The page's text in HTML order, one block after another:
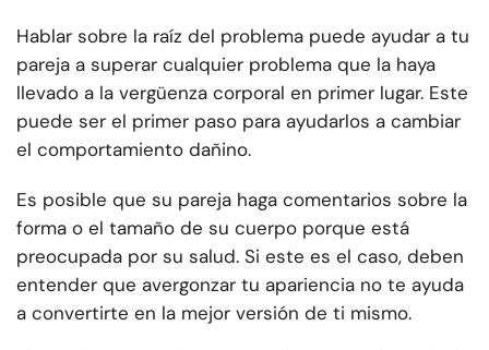
Hablar sobre la raíz del problema puede ayudar a tu
pareja a superar cualquier problema que la haya
llevado a la vergüenza corporal en primer lugar. Este
puede ser el primer paso para ayudarlos a cambiar
el comportamiento dañino.
Es posible que su pareja haga comentarios sobre la
forma o el tamaño de su cuerpo porque está
preocupada por su salud. Si este es el caso, deben
entender que avergonzar tu apariencia no te ayuda
a convertirte en la mejor versión de ti mismo.